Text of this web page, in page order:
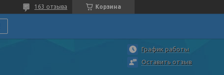
Корзина
163 отзыва
График работы
Оставить отзыв